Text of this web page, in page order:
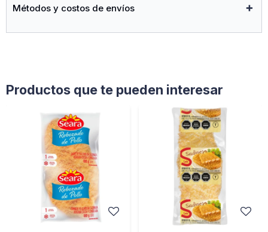
Métodos y costos de envíos
Productos que te pueden interesar